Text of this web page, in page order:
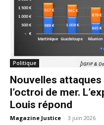
Politique
Nouvelles
l’octroi de mer.
Louis répond
Magazine Justice - 3 juin 2026